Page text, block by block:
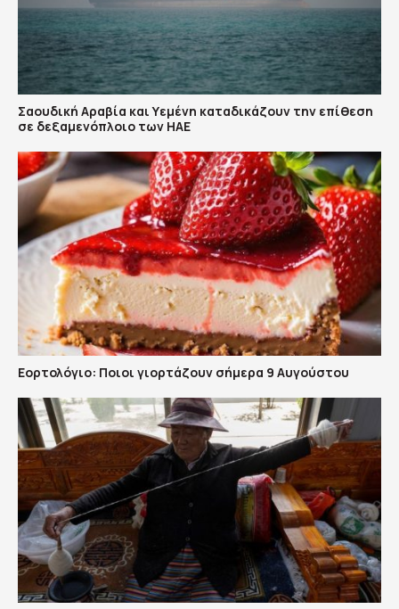
Σαουδική Αραβία και Υεμένη καταδικάζουν την επίθεση
σε δεξαμενόπλοιο των ΗΑΕ
Εορτολόγιο: Ποιοι γιορτάζουν σήμερα 9 Αυγούστου